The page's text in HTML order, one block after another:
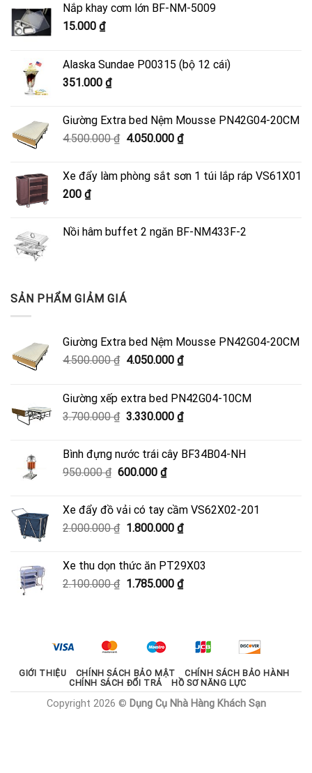
Nắp khay cơm lớn BF-NM-5009
15.000 ₫
Alaska Sundae P00315 (bộ 12 cái)
351.000 ₫
Giường Extra bed Nệm Mousse PN42G04-20CM
4.500.000₫ Giá
4.500.000 ₫.
4.050.000 ₫Giá
là:
Xe đẩy làm phòng sắt sơn 1 túi lắp ráp VS61X01
200 ₫
Nồi hâm buffet 2 ngăn BF-NM433F-2
SẢN PHẨM GIẢM GIÁ
Giường Extra bed Nệm Mousse PN42G04-20CM
4.500.000₫ Giá
4.500.000 ₫.
4.050.000 ₫Giá
là:
4.050.000 ₫.
Giường xếp extra bed PN42G04-10CM
3.700.000₫ Giá
3.700.000 ₫.
3.330.000 ₫Giá
là:
Bình đựng nước trái cây BF34B04-NH
950.000₫ Giá
950.000 ₫.
600.000 ₫Giá
là:
600.000 ₫.
Xe đẩy đồ vải có tay cầm VS62X02-201
2.000.000₫ Giá
2.000.000 ₫.
1.800.000 ₫Giá
là:
1.800.000 ₫.
Xe thu dọn thức ăn PT29X03
2.100.000₫ Giá
1.785.000 ₫Giá
1.785.000 ₫.
GIỚI THIỆU CHÍNH SÁCH BẢO MẬT
CHÍNH SÁCH BẢO HÀNH
CHÍNH SÁCH ĐỔI TRẢ
HỒ SƠ NĂNG LỰC
Copyright 2026 © Dụng Cụ Nhà Hàng Khách Sạn